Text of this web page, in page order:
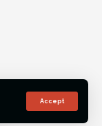
Accept
Reserved